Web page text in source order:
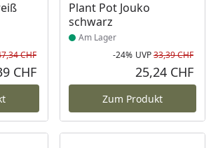
Rabatt in Prozent
Ursprünglicher Preis
CHF
CHF
Plant Pot Jouko
schwarz
Am Lager
-24% UVP33,39 CHF
25,24 CHF
Zum Produkt